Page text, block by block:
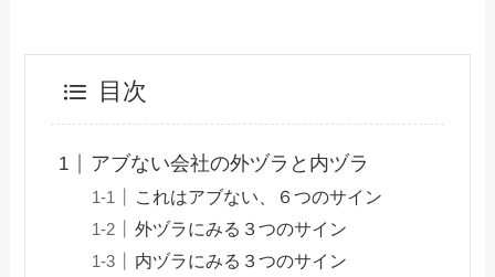
目次
アブない会社の外ヅラと内ヅラ
これはアブない、６つのサイン
外ヅラにみる３つのサイン
内ヅラにみる３つのサイン